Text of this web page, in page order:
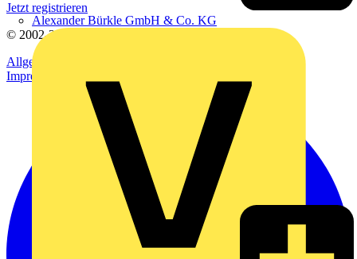
Alexander Bürkle GmbH & Co. KG
Jetzt registrieren
© 2002-2026
Allgemeine Geschäftsbedingungen
Impressum